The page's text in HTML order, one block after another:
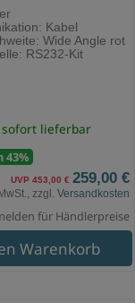
Kabel
Wide Angle rot
RS232-Kit
lieferbar
43%
UVP 453,00 € 259,00 €
zzgl. Versandkosten
für Händlerpreise
Warenkorb